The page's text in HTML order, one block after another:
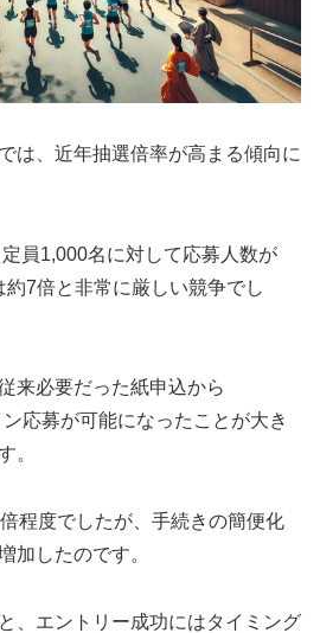
は、近年抽選倍率が高まる傾向に
員1,000名に対して応募人数が
7倍と非常に厳しい競争でし
来必要だった紙申込から
応募が可能になったことが大き
。
程度でしたが、手続きの簡便化
加したのです。
、エントリー成功にはタイミング